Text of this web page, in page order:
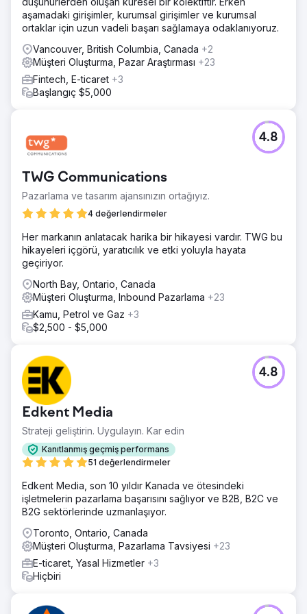
müşteri yaratmayı artırmak için hedefli Google Ads
kampanyaları uyguladı ve açılış sayfalarını optimize etti.
Kapsamlı anahtar kelime araştırması yaptık, ilgi çekici bir
reklam metni oluşturduk ve daha iyi dönüşüm oranları için
açılış sayfası öğelerini hassaslaştırmak amacıyla A/B
testinden yararlandık.
Sonuç
(EBM) %40'lık bir düşüş ve olası satışlarda %25'lik bir
artış gördü. Bu, daha verimli harcamalara, daha yüksek
potansiyel müşteri kalitesine ve genel satış performansının
çıkardı ve karlılığı artırdı.
aşamadaki girişimler, kurumsal girişimler ve kurumsal
ortaklar için uzun vadeli başarı sağlamaya odaklanıyoruz.
Vancouver, British Columbia, Canada +2
Müşteri Oluşturma, Pazar Araştırması +23
Fintech, E-ticaret +3
Başlangıç $5,000
TWG Communications
Pazarlama ve tasarım ajansınızın ortağıyız.
4 değerlendirmeler
4.8
Her markanın anlatacak harika bir hikayesi vardır. TWG bu
hikayeleri içgörü, yaratıcılık ve etki yoluyla hayata
geçiriyor.
North Bay, Ontario, Canada
Müşteri Oluşturma, Inbound Pazarlama +23
Kamu, Petrol ve Gaz +3
$2,500 - $5,000
Edkent Media
Strateji geliştirin. Uygulayın. Kar edin
Kanıtlanmış geçmiş performans
51 değerlendirmeler
4.8
Edkent Media, son 10 yıldır Kanada ve ötesindeki
işletmelerin pazarlama başarısını sağlıyor ve B2B, B2C ve
B2G sektörlerinde uzmanlaşıyor.
Toronto, Ontario, Canada
Müşteri Oluşturma, Pazarlama Tavsiyesi +23
E-ticaret, Yasal Hizmetler +3
Hiçbiri